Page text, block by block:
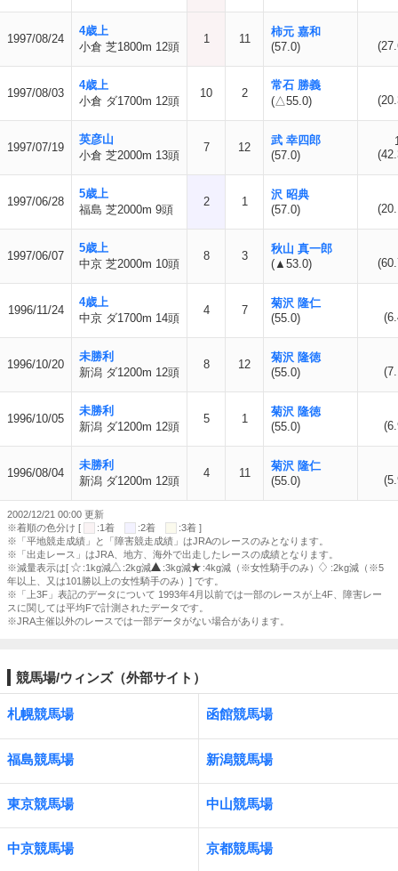
1997/08/24
4歳上
小倉 芝1800m 12頭
1 11
柿元 嘉和
(57.0)
1997/08/03
4歳上
小倉 ダ1700m 12頭
10 2
常石 勝義
(△55.0)
1997/07/19
英彦山
小倉 芝2000m 13頭
7 12
武 幸四郎
(57.0)
1997/06/28
5歳上
福島 芝2000m 9頭
2 1
沢 昭典
(57.0)
1997/06/07
5歳上
中京 芝2000m 10頭
8 3
秋山 真一郎
(▲53.0)
1996/11/24
4歳上
中京 ダ1700m 14頭
4 7
菊沢 隆仁
(55.0)
1996/10/20
未勝利
新潟 ダ1200m 12頭
8 12
菊沢 隆徳
(55.0)
1996/10/05
未勝利
新潟 ダ1200m 12頭
5 1
菊沢 隆徳
(55.0)
1996/08/04
未勝利
新潟 ダ1200m 12頭
4 11
菊沢 隆仁
(55.0)
2002/12/21 00:00 更新
※着順の色分け [
:1着 :2着
:3着 ]
※「平地競走成績」と「障害競走成績」はJRAのレースのみとなります。
※「出走レース」はJRA、地方、海外で出走したレースの成績となります。
※減量表示は[
:1kg減 :2kg減 :3kg減 :4kg減（※女性騎手のみ）
:2kg減（※5
年以上、又は101勝以上の女性騎手のみ）] です。
※「上3F」表記のデータについて 1993年4月以前では一部のレースが上4F、障害レー
スに関しては平均Fで計測されたデータです。
※JRA主催以外のレースでは一部データがない場合があります。
競馬場/ウィンズ（外部サイト）
札幌競馬場 函館競馬場
福島競馬場 新潟競馬場
東京競馬場 中山競馬場
中京競馬場 京都競馬場